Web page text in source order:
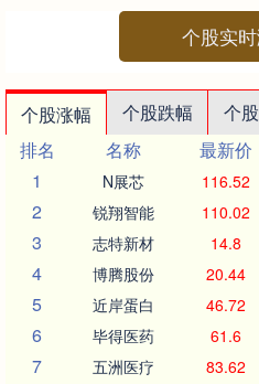
个股实
个股涨幅 个股跌幅 个
排名
名称 最新价
1
N展芯 116.52
2 锐翔智能 110.02
3 志特新材 14.8
4 博腾股份 20.44
5 近岸蛋白 46.72
6 毕得医药 61.6
7 五洲医疗 83.62